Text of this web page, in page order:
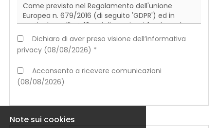
Dichiaro di aver preso visione dell’informativa
privacy (08/08/2026) *
Acconsento a ricevere comunicazioni
(08/08/2026)
Note sui cookies